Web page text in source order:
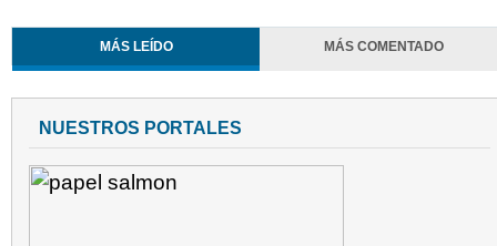
MÁS LEÍDO MÁS COMENTADO
NUESTROS PORTALES